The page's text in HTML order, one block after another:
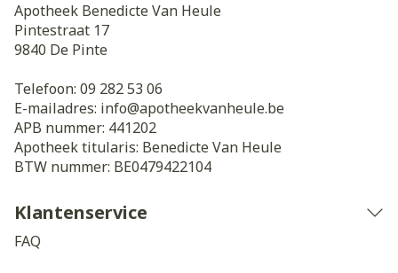
Apotheek Benedicte Van Heule
Pintestraat 17
9840 De Pinte
Telefoon: 09 282 53 06
E-mailadres: info@apotheekvanheule.be
APB nummer: 441202
Apotheek titularis: Benedicte Van Heule
BTW nummer: BE0479422104
Klantenservice
FAQ